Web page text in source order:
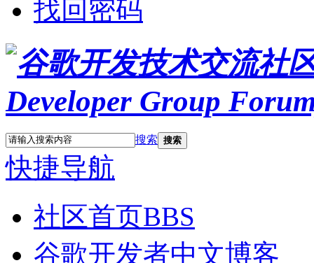
找回密码
搜索 搜索
快捷导航
社区首页BBS
谷歌开发者中文博客